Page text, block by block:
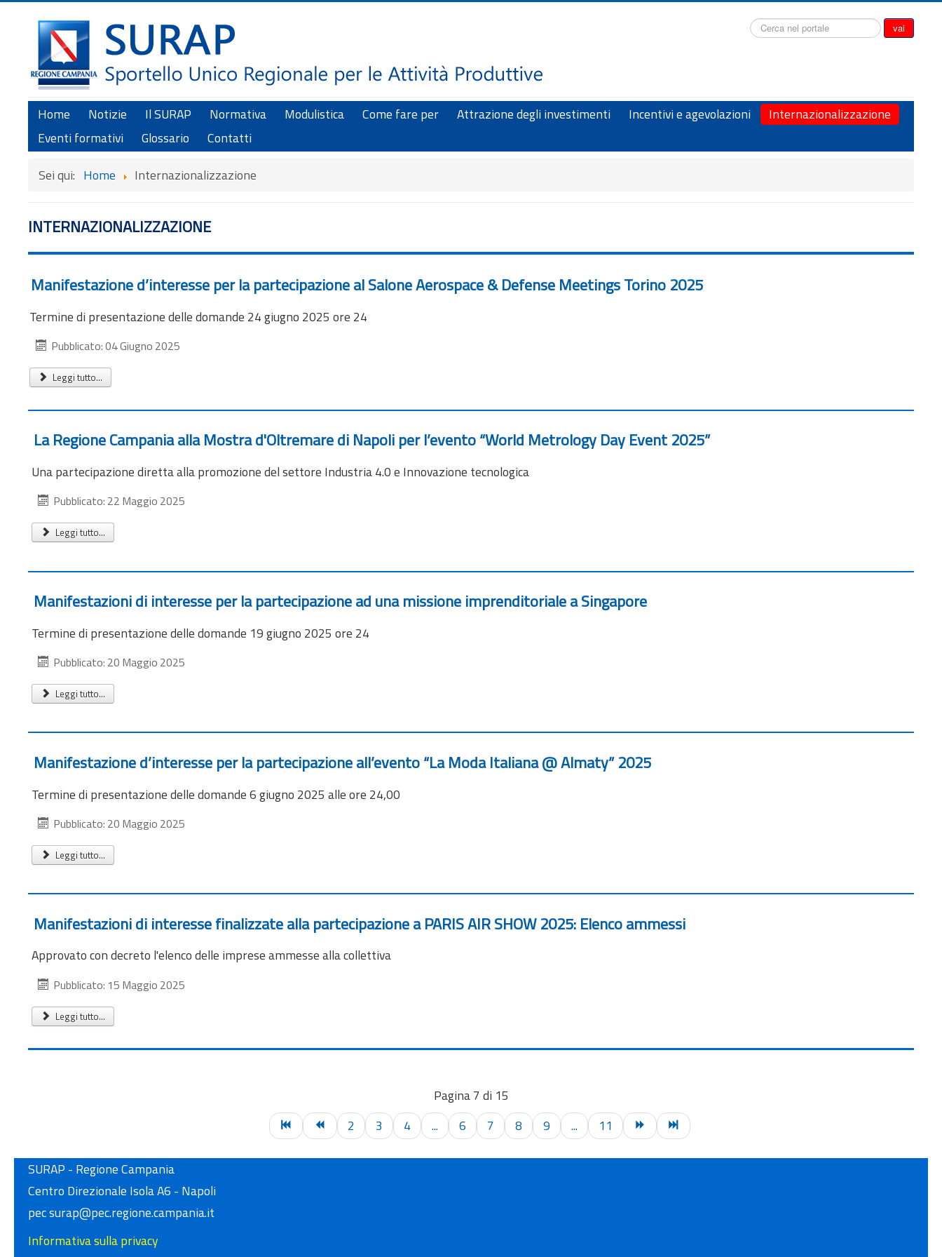
Cerca... vai
Home Notizie Il SURAP Normativa Modulistica Come fare per Attrazione degli investimenti Incentivi e agevolazioni
Internazionalizzazione
Eventi formativi
Glossario
Contatti
Sei qui: Home Internazionalizzazione
INTERNAZIONALIZZAZIONE
Manifestazione d’interesse per la partecipazione al Salone Aerospace & Defense Meetings Torino 2025
Termine di presentazione delle domande 24 giugno 2025 ore 24
Pubblicato: 04 Giugno 2025
Leggi tutto...
La Regione Campania alla Mostra d'Oltremare di Napoli per l’evento “World Metrology Day Event 2025”
Una partecipazione diretta alla promozione del settore Industria 4.0 e Innovazione tecnologica
Pubblicato: 22 Maggio 2025
Leggi tutto...
Manifestazioni di interesse per la partecipazione ad una missione imprenditoriale a Singapore
Termine di presentazione delle domande 19 giugno 2025 ore 24
Pubblicato: 20 Maggio 2025
Leggi tutto...
Manifestazione d’interesse per la partecipazione all’evento “La Moda Italiana @ Almaty” 2025
Termine di presentazione delle domande 6 giugno 2025 alle ore 24,00
Pubblicato: 20 Maggio 2025
Leggi tutto...
Manifestazioni di interesse finalizzate alla partecipazione a PARIS AIR SHOW 2025: Elenco ammessi
Approvato con decreto l'elenco delle imprese ammesse alla collettiva
Pubblicato: 15 Maggio 2025
Leggi tutto...
Pagina 7 di 15
2
3 4 ... 6 7 8 9 ... 11
SURAP - Regione Campania
Centro Direzionale Isola A6 - Napoli
pec surap@pec.regione.campania.it
Informativa sulla privacy